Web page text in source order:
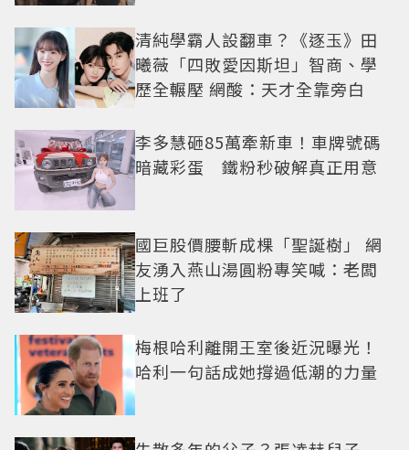
清純學霸人設翻車？《逐玉》田
曦薇「四敗愛因斯坦」智商、學
歷全輾壓 網酸：天才全靠旁白
李多慧砸85萬牽新車！車牌號碼
暗藏彩蛋 鐵粉秒破解真正用意
國巨股價腰斬成棵「聖誕樹」 網
友湧入燕山湯圓粉專笑喊：老闆
上班了
梅根哈利離開王室後近況曝光！
哈利一句話成她撐過低潮的力量